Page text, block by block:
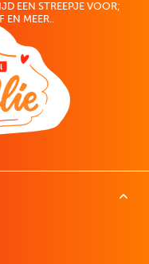
EEN STREEPJE VOOR;
EN MEER..